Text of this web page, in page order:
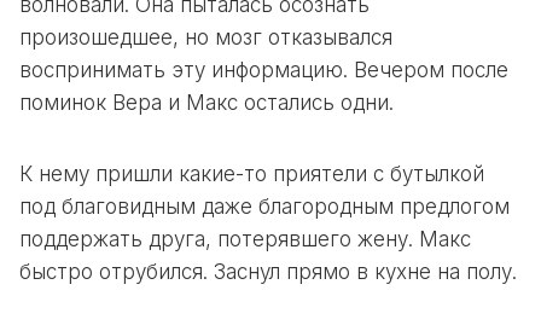
волновали. Она пыталась осознать
произошедшее, но мозг отказывался
воспринимать эту информацию. Вечером после
поминок Вера и Макс остались одни.
К нему пришли какие-то приятели с бутылкой
под благовидным даже благородным предлогом
поддержать друга, потерявшего жену. Макс
быстро отрубился. Заснул прямо в кухне на полу.